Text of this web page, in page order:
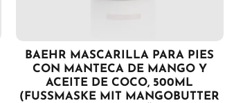
BAEHR MASCARILLA PARA PIES
CON MANTECA DE MANGO Y
ACEITE DE COCO, 500ML
(FUSSMASKE MIT MANGOBUTTER